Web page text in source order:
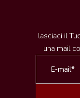
lasciaci il
una mail